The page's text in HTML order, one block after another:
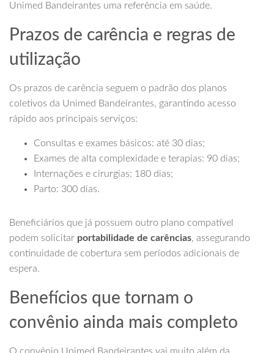
Unimed Bandeirantes uma referência em saúde.
Prazos de carência e regras de
utilização
Os prazos de carência seguem o padrão dos planos
coletivos da Unimed Bandeirantes, garantindo acesso
rápido aos principais serviços:
Consultas e exames básicos: até 30 dias;
Exames de alta complexidade e terapias: 90 dias;
Internações e cirurgias: 180 dias;
Parto: 300 dias.
Beneficiários que já possuem outro plano compatível
podem solicitar portabilidade de carências, assegurando
continuidade de cobertura sem períodos adicionais de
espera.
Benefícios que tornam o
convênio ainda mais completo